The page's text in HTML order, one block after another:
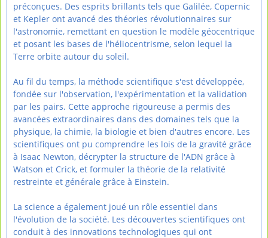
préconçues. Des esprits brillants tels que Galilée, Copernic
et Kepler ont avancé des théories révolutionnaires sur
l'astronomie, remettant en question le modèle géocentrique
et posant les bases de l'héliocentrisme, selon lequel la
Terre orbite autour du soleil.
Au fil du temps, la méthode scientifique s'est développée,
fondée sur l'observation, l'expérimentation et la validation
par les pairs. Cette approche rigoureuse a permis des
avancées extraordinaires dans des domaines tels que la
physique, la chimie, la biologie et bien d'autres encore. Les
scientifiques ont pu comprendre les lois de la gravité grâce
à Isaac Newton, décrypter la structure de l'ADN grâce à
Watson et Crick, et formuler la théorie de la relativité
restreinte et générale grâce à Einstein.
La science a également joué un rôle essentiel dans
l'évolution de la société. Les découvertes scientifiques ont
conduit à des innovations technologiques qui ont